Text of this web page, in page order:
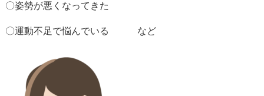
〇姿勢が悪くなってきた
〇運動不足で悩んでいる など